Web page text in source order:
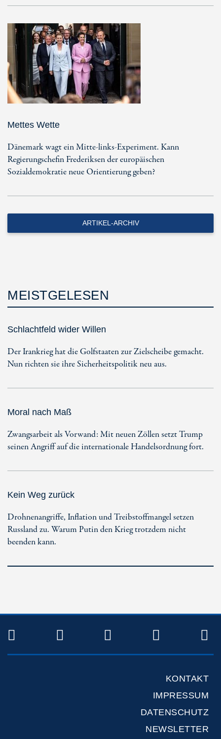
Mettes Wette
Dänemark wagt ein Mitte-links-Experiment. Kann
Regierungschefin Frederiksen der europäischen
Sozialdemokratie neue Orientierung geben?
ARTIKEL-ARCHIV
MEISTGELESEN
Schlachtfeld wider Willen
Der Irankrieg hat die Golfstaaten zur Zielscheibe gemacht.
Nun richten sie ihre Sicherheitspolitik neu aus.
Moral nach Maß
Zwangsarbeit als Vorwand: Mit neuen Zöllen setzt Trump
seinen Angriff auf die internationale Handelsordnung fort.
Kein Weg zurück
Drohnenangriffe, Inflation und Treibstoffmangel setzen
Russland zu. Warum Putin den Krieg trotzdem nicht
beenden kann.
TWITTERFACEBOOKINSTAGRAM
KONTAKT
IMPRESSUM
DATENSCHUTZ
NEWSLETTER